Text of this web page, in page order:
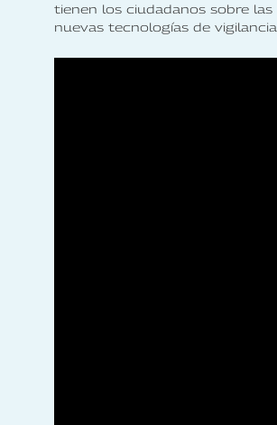
tienen los ciudadanos sobre las
nuevas tecnologías de vigilancia.